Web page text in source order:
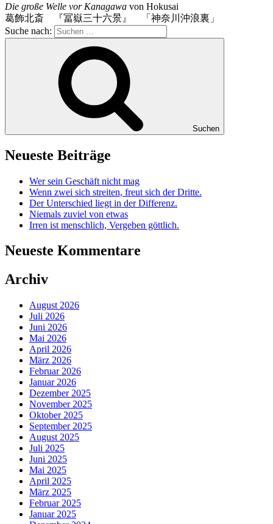
Die große Welle vor Kanagawa von Hokusai
葛飾北斎 『冨嶽三十六景』 「神奈川沖浪裏」
Suche nach:
Suchen
Neueste Beiträge
Wer sein Geschäft nicht mag
Wenn zwei sich streiten, freut sich der Dritte.
Der Unterschied liegt in der Differenz.
Niemals zuviel von etwas
Irren ist menschlich, Vergeben göttlich.
Neueste Kommentare
Archiv
August 2026
Juli 2026
Juni 2026
Mai 2026
April 2026
März 2026
Februar 2026
Januar 2026
Dezember 2025
November 2025
Oktober 2025
September 2025
August 2025
Juli 2025
Juni 2025
Mai 2025
April 2025
März 2025
Februar 2025
Januar 2025